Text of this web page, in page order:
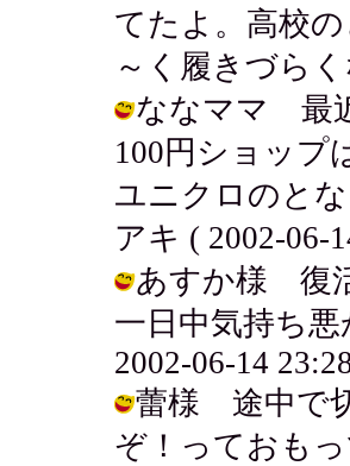
てたよ。高校
～く履きづら
ななママ 最
100円ショップ
ユニクロのと
アキ ( 2002-06-
あすか様 復
一日中気持ち
2002-06-14
蕾様 途中で
ぞ！っておも